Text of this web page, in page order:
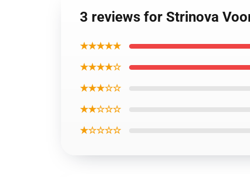
3 reviews for Strinova
★★★★★
★★★★☆
★★★☆☆
★★☆☆☆
★☆☆☆☆